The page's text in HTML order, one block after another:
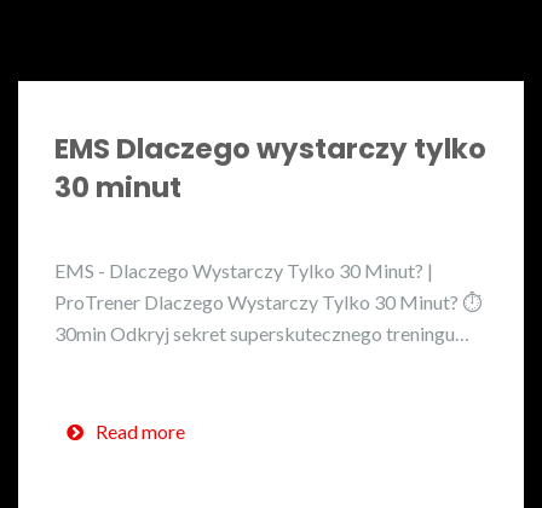
EMS Dlaczego wystarczy tylko
30 minut
EMS - Dlaczego Wystarczy Tylko 30 Minut? |
ProTrener Dlaczego Wystarczy Tylko 30 Minut? ⏱️
30min Odkryj sekret superskutecznego treningu…
Read more